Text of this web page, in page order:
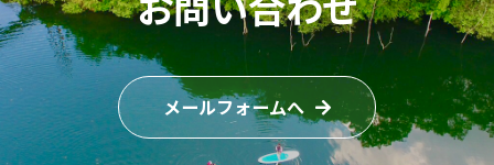
メールフォームへ